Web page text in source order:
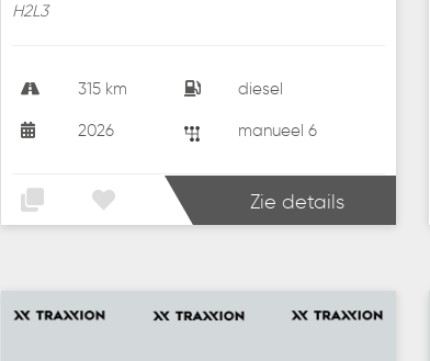
H2L3
315 km diesel
2026 manueel 6
Zie details